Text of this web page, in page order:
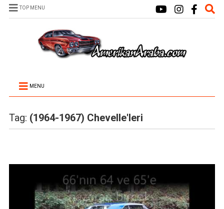
TOP MENU
MENU
Tag: (1964-1967) Chevelle'leri